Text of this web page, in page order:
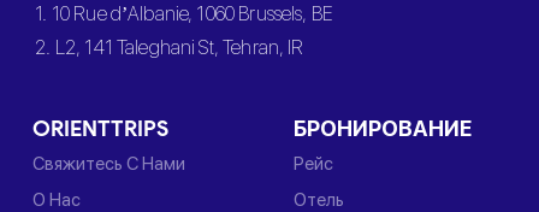
1. 10 Rue d’Albanie, 1060 Brussels, BE
2. L2, 141 Taleghani St, Tehran, IR
ORIENTTRIPS
Свяжитесь С Нами
О Нас
БРОНИРОВАНИЕ
Рейс
Отель